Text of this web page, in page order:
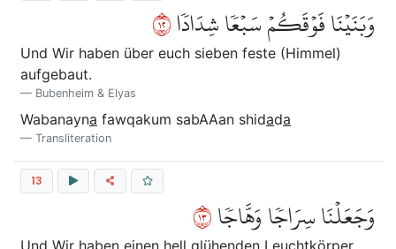
وَبَنَيۡنَا فَوۡقَكُمۡ سَبۡعٗا شِدَادٗا٢١
Und Wir haben über euch sieben feste (Himmel)
aufgebaut.
Bubenheim & Elyas
Wabanayna fawqakum sabAAan shidada
Transliteration
13
وَجَعَلۡنَا سِرَاجٗا وَهَّاجٗا٣١